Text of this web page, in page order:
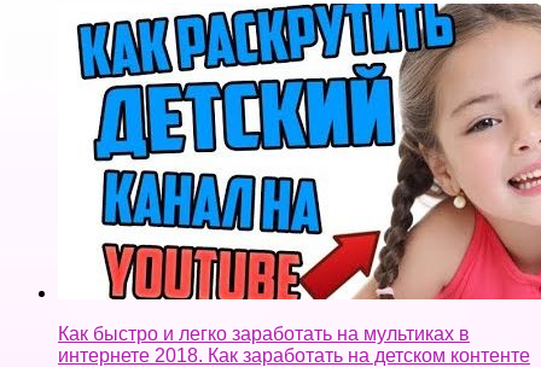
Как быстро и легко заработать на мультиках в
интернете 2018. Как заработать на детском контенте